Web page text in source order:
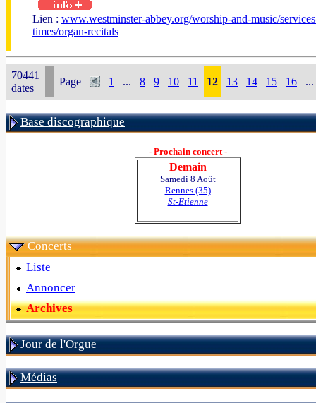
Lien : www.westminster-abbey.org/worship-and-music/
times/organ-recitals
70441
dates
Page 1 ... 8 9 10 11 12 13 14 15 16 ...
Base discographique
- Prochain concert -
Demain
Samedi 8 Août
Rennes (35)
St-Etienne
Concerts
Liste
Annoncer
Archives
Jour de l'Orgue
Médias